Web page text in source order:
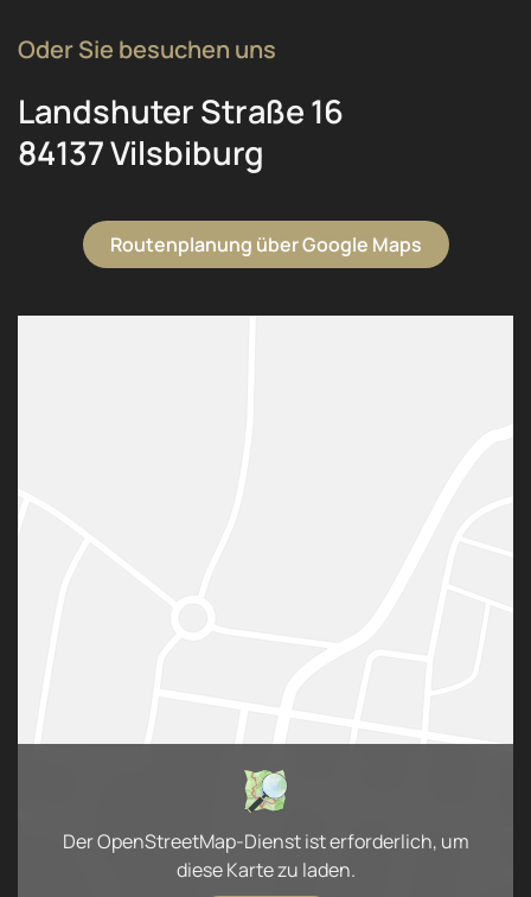
Oder Sie besuchen uns
Landshuter Straße 16
84137 Vilsbiburg
Routenplanung über Google Maps
Der OpenStreetMap-Dienst ist erforderlich, um
diese Karte zu laden.